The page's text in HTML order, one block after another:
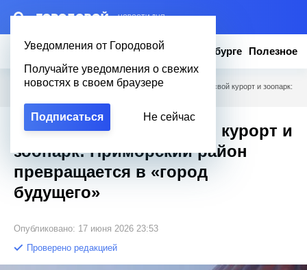
– НОВОСТИ ДНЯ
Уведомления от Городовой
Получайте уведомления о свежих
новостях в своем браузере
Подписаться Не сейчас
Новости Эксклюзив Вопросы о Петербурге Полезное
Городовой Новости Петербурга / 715 тысяч соседей, свой курорт и зоопарк:
715 тысяч соседей, свой курорт и
зоопарк: Приморский район
превращается в «город
будущего»
Опубликовано: 17 июня 2026 23:53
Проверено редакцией